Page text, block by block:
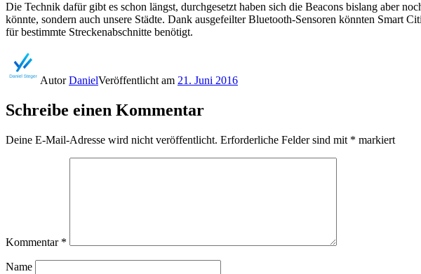
Die Technik dafür gibt es schon längst, durchgesetzt haben sich die Beacons bislang aber
könnte, sondern auch unsere Städte. Dank ausgefeilter Bluetooth-Sensoren könnten Smart
für bestimmte Streckenabschnitte benötigt.
AutorDanielVeröffentlicht am 21. Juni 2016
Schreibe einen Kommentar
Deine E-Mail-Adresse wird nicht veröffentlicht. Erforderliche Felder sind mit * markiert
Kommentar *
Name